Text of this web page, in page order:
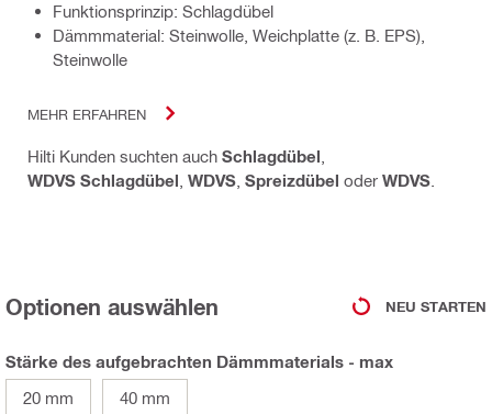
Funktionsprinzip: Schlagdübel
Dämmmaterial: Steinwolle, Weichplatte (z. B. EPS),
Steinwolle
MEHR ERFAHREN
Hilti Kunden suchten auch Schlagdübel
WDVS Schlagdübel WDVS Spreizdübel oder WDVS
Optionen auswählen NEU STARTEN
Stärke des aufgebrachten Dämmmaterials - max
20 mm
40 mm